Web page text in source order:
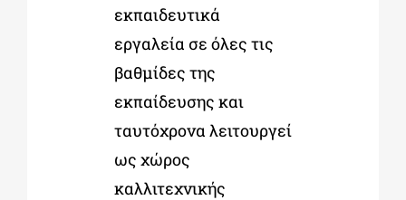
εκπαιδευτικά
εργαλεία σε όλες τις
βαθμίδες της
εκπαίδευσης και
ταυτόχρονα λειτουργεί
ως χώρος
καλλιτεχνικής